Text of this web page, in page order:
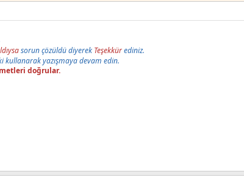
sorun çözüldü diyerek Teşekkürediniz.
kullanarak yazışmaya devam edin.
doğrular.